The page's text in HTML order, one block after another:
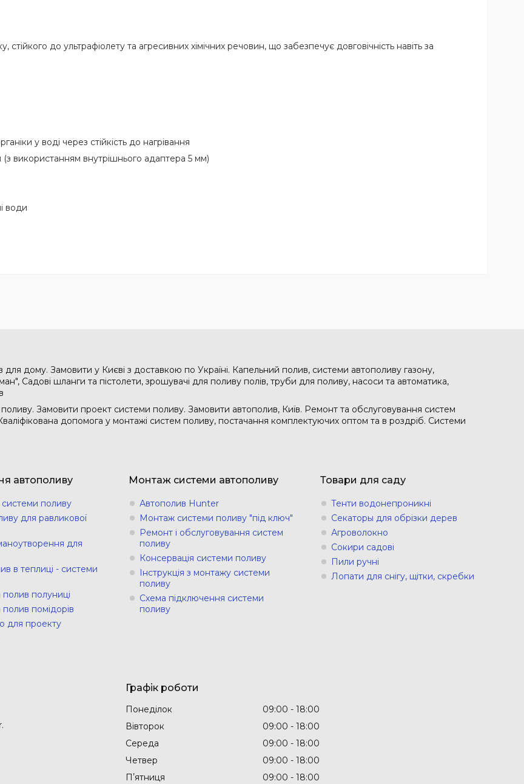
до ультрафіолету та агресивних хімічних речовин, що забезпечує довговічність навіть за
у воді через стійкість до нагрівання
використанням внутрішнього адаптера 5 мм)
води
дому. Замовити у Києві з доставкою по Україні. Капельний полив, системи автополиву газону,
Садові шланги та пістолети, зрошувачі для поливу полів, труби для поливу, насоси та автоматика,
Замовити проект системи поливу. Замовити автополив, Київ. Ремонт та обслуговування систем
допомога у монтажі систем поливу, постачання комплектуючих оптом та в роздріб. Системи
автополиву
системи поливу
для равликової
для
в теплиці - системи
полуниці
помідорів
для проекту
Монтаж системи автополиву
Автополив Hunter
Монтаж системи поливу "під ключ"
Ремонт і обслуговування систем
поливу
Консервація системи поливу
Інструкція з монтажу системи
поливу
Схема підключення системи
поливу
Товари для саду
Тенти водонепроникні
Секаторы для обрізки дерев
Агроволокно
Сокири садові
Пили ручні
Лопати для снігу, щітки, скребки
Графік роботи
Понеділок 09:00
18:00
Вівторок
09:00
18:00
Середа
09:00
18:00
Четвер
09:00
18:00
Пʼятниця
09:00 18:00